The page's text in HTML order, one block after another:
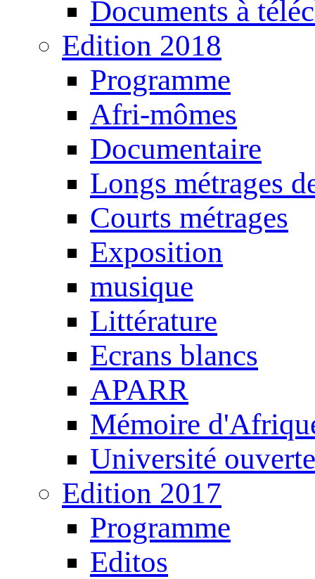
Documents à
Edition 2018
Programme
Afri-mômes
Documentaire
Longs métrages
Courts métrages
Exposition
musique
Littérature
Ecrans blancs
APARR
Mémoire
Université ouverte
Edition 2017
Programme
Editos